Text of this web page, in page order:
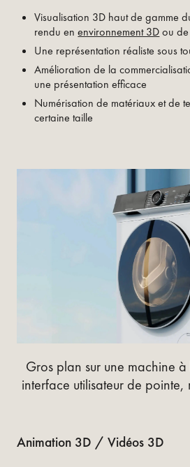
Visualisation 3D haut de gamme
rendu enenvironnement 3Dou de
Une représentation réaliste sous
Amélioration de la
une présentation efficace
Numérisation de matériaux et de
certaine taille
Gros plan sur une machine
interface utilisateur de
Animation 3D / Vidéos 3D